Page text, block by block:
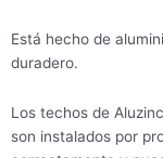
Está hecho de
duradero.
Los techos de
son instalados por